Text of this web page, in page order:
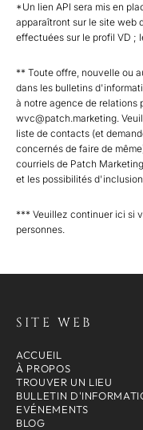
Westminster
Venue
traite
les
données
personnelles
que
vous
avez
Vous
à
moment.
Pour
plus
de
*Un lien API sera mis en
apparaîtront sur le site web
effectuées sur le profil VD ;
** Toute offre, nouvelle ou
dans les bulletins
à notre agence de relations
wvc@patch.marketing.
liste de contacts (et
concernés de faire de
courriels de Patch
et les possibilités
*** Veuillez continuer ici si
personnes.
SITE WEB
ACCUEIL
À PROPOS
TROUVER UN LIEU
BULLETIN
EVÉNEMENTS
BLOG